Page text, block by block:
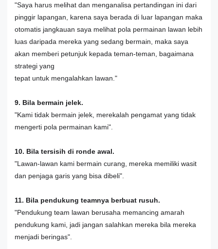
"Saya harus melihat dan menganalisa pertandingan ini dari
pinggir lapangan, karena saya berada di luar lapangan maka
otomatis jangkauan saya melihat pola permainan lawan lebih
luas daripada mereka yang sedang bermain, maka saya
akan memberi petunjuk kepada teman-teman, bagaimana
strategi yang
tepat untuk mengalahkan lawan."
9. Bila bermain jelek.
"Kami tidak bermain jelek, merekalah pengamat yang tidak
mengerti pola permainan kami".
10. Bila tersisih di ronde awal.
"Lawan-lawan kami bermain curang, mereka memiliki wasit
dan penjaga garis yang bisa dibeli".
11. Bila pendukung teamnya berbuat rusuh.
"Pendukung team lawan berusaha memancing amarah
pendukung kami, jadi jangan salahkan mereka bila mereka
menjadi beringas".